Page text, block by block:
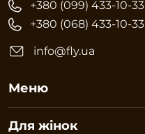
Меню
+380 (099) 433-10-33
+380 (068) 433-10-33
info@fly.ua
Для жінок